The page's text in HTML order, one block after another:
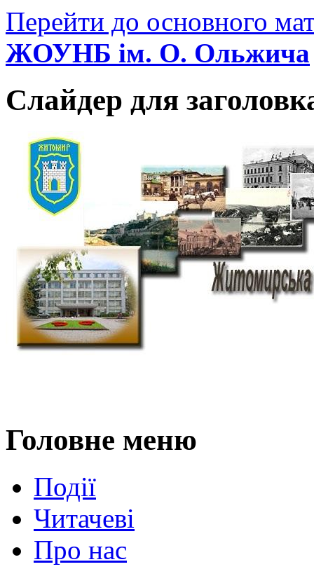
Перейти до основного
ЖОУНБ ім. О. Ольжича
Слайдер для
Головне меню
Події
Читачеві
Про нас